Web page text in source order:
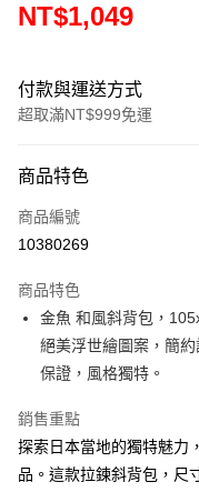
NT$1,049
付款與運送方式
超取滿NT$999免運
信用卡一次付款
信用卡分期付款
合作金庫商業銀行
華南商業銀行
上海商業儲蓄銀行
國泰世華商業銀行
匯豐（台灣）商業銀行
聯邦商業銀行
元大商業銀行
超商取貨付款
LINE Pay
街口支付
悠遊付
商品特色
商品編號
10380269
商品特色
金魚 和風斜背包，
絕美浮世繪圖案，簡
保證，風格獨特。
銷售重點
探索日本當地的獨特魅力
品。這款拉鍊斜背包，尺